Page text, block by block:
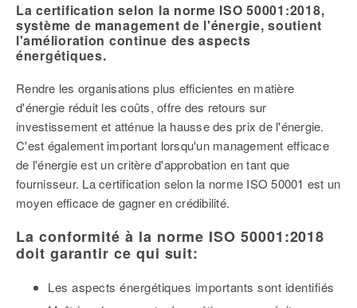
La certification selon la norme ISO 50001:2018,
système de management de l'énergie, soutient
l'amélioration continue des aspects
énergétiques.
Rendre les organisations plus efficientes en matière
d'énergie réduit les coûts, offre des retours sur
investissement et atténue la hausse des prix de l'énergie.
C'est également important lorsqu'un management efficace
de l'énergie est un critère d'approbation en tant que
fournisseur. La certification selon la norme ISO 50001 est un
moyen efficace de gagner en crédibilité.
La conformité à la norme ISO 50001:2018
doit garantir ce qui suit:
Les aspects énergétiques importants sont identifiés